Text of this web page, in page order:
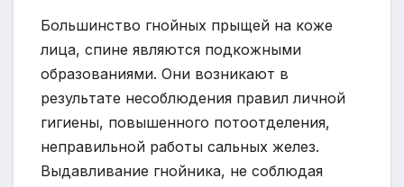
Большинство гнойных прыщей на коже
лица, спине являются подкожными
образованиями. Они возникают в
результате несоблюдения правил личной
гигиены, повышенного потоотделения,
неправильной работы сальных желез.
Выдавливание гнойника, не соблюдая